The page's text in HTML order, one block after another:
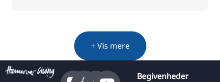
+ Vis mere
Begivenheder